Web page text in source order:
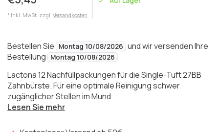
* Inkl. MwSt. zzgl. Versandkosten
Bestellen Sie Montag 10/08/2026 und wir versenden Ihre
Bestellung
Montag 10/08/2026
Lactona 12 Nachfüllpackungen für die Single-Tuft 27BB
Zahnbürste. Für eine optimale Reinigung schwer
zugänglicher Stellen im Mund.
Lesen Sie mehr